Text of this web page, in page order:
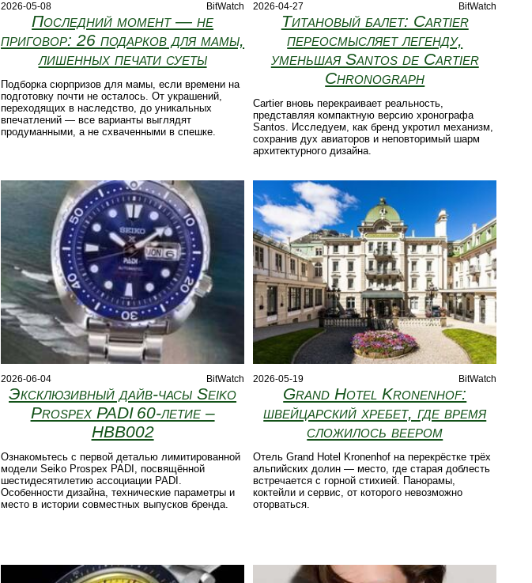
2026-05-08 BitWatch
Последний момент — не
приговор: 26 подарков для мамы,
лишенных печати суеты
Подборка сюрпризов для мамы, если времени на
подготовку почти не осталось. От украшений,
переходящих в наследство, до уникальных
впечатлений — все варианты выглядят
продуманными, а не схваченными в спешке.
2026-04-27 BitWatch
Титановый балет: Cartier
переосмысляет легенду,
уменьшая Santos de Cartier
Chronograph
Cartier вновь перекраивает реальность,
представляя компактную версию хронографа
Santos. Исследуем, как бренд укротил механизм,
сохранив дух авиаторов и неповторимый шарм
архитектурного дизайна.
2026-06-04 BitWatch
Эксклюзивный дайв-часы Seiko
Prospex PADI 60‑летие –
HBB002
Ознакомьтесь с первой деталью лимитированной
модели Seiko Prospex PADI, посвящённой
шестидесятилетию ассоциации PADI.
Особенности дизайна, технические параметры и
место в истории совместных выпусков бренда.
2026-05-19 BitWatch
Grand Hotel Kronenhof:
швейцарский хребет, где время
сложилось веером
Отель Grand Hotel Kronenhof на перекрёстке трёх
альпийских долин — место, где старая доблесть
встречается с горной стихией. Панорамы,
коктейли и сервис, от которого невозможно
оторваться.